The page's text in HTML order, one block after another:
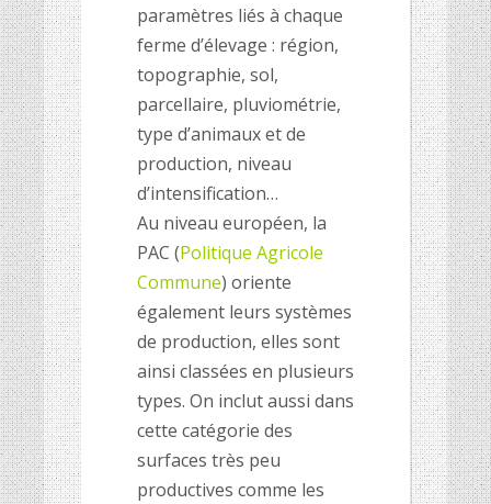
paramètres liés à chaque
ferme d’élevage : région,
topographie, sol,
parcellaire, pluviométrie,
type d’animaux et de
production, niveau
d’intensification…
Au niveau européen, la
PAC (Politique Agricole
Commune) oriente
également leurs systèmes
de production, elles sont
ainsi classées en plusieurs
types. On inclut aussi dans
cette catégorie des
surfaces très peu
productives comme les